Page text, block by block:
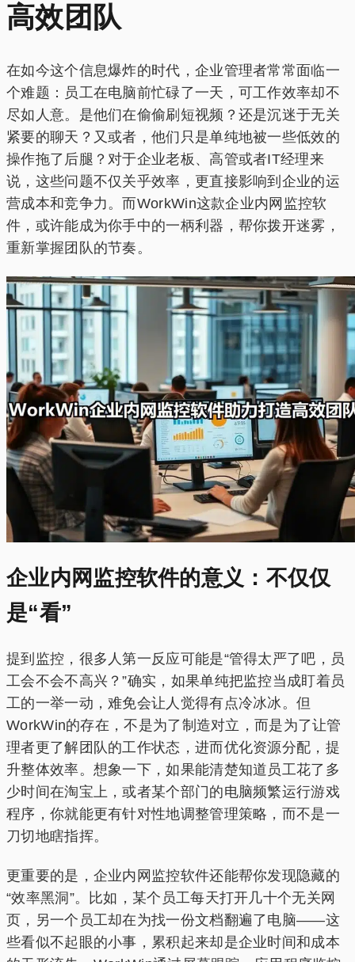
高效团队
在如今这个信息爆炸的时代，企业管理者常常面临一
个难题：员工在电脑前忙碌了一天，可工作效率却不
尽如人意。是他们在偷偷刷短视频？还是沉迷于无关
紧要的聊天？又或者，他们只是单纯地被一些低效的
操作拖了后腿？对于企业老板、高管或者IT经理来
说，这些问题不仅关乎效率，更直接影响到企业的运
营成本和竞争力。而WorkWin这款企业内网监控软
件，或许能成为你手中的一柄利器，帮你拨开迷雾，
重新掌握团队的节奏。
企业内网监控软件的意义：不仅仅
是“看”
提到监控，很多人第一反应可能是“管得太严了吧，员
工会不会不高兴？”确实，如果单纯把监控当成盯着员
工的一举一动，难免会让人觉得有点冷冰冰。但
WorkWin的存在，不是为了制造对立，而是为了让管
理者更了解团队的工作状态，进而优化资源分配，提
升整体效率。想象一下，如果能清楚知道员工花了多
少时间在淘宝上，或者某个部门的电脑频繁运行游戏
程序，你就能更有针对性地调整管理策略，而不是一
刀切地瞎指挥。
更重要的是，企业内网监控软件还能帮你发现隐藏的
“效率黑洞”。比如，某个员工每天打开几十个无关网
页，另一个员工却在为找一份文档翻遍了电脑——这
些看似不起眼的小事，累积起来却是企业时间和成本